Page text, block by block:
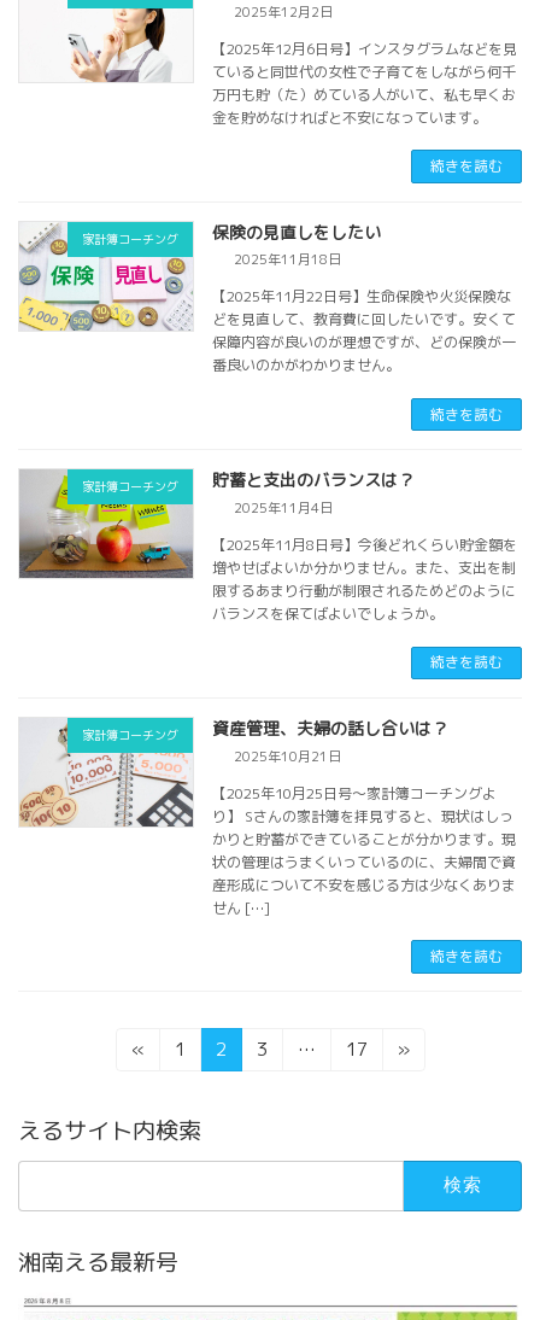
2025年12月2日
【2025年12月6日号】インスタグラムなどを見
ていると同世代の女性で子育てをしながら何千
万円も貯（た）めている人がいて、私も早くお
金を貯めなければと不安になっています。
続きを読む
家計簿コーチング 保険の見直しをしたい
2025年11月18日
【2025年11月22日号】生命保険や火災保険な
どを見直して、教育費に回したいです。安くて
保障内容が良いのが理想ですが、どの保険が一
番良いのかがわかりません。
続きを読む
家計簿コーチング 貯蓄と支出のバランスは？
2025年11月4日
【2025年11月8日号】今後どれくらい貯金額を
増やせばよいか分かりません。また、支出を制
限するあまり行動が制限されるためどのように
バランスを保てばよいでしょうか。
続きを読む
家計簿コーチング 資産管理、夫婦の話し合いは？
2025年10月21日
【2025年10月25日号～家計簿コーチングよ
り】 Sさんの家計簿を拝見すると、現状はしっ
かりと貯蓄ができていることが分かります。現
状の管理はうまくいっているのに、夫婦間で資
産形成について不安を感じる方は少なくありま
せん […]
続きを読む
の
ー
ジ
送
«
固
ー
1
固
定
2
固
3 …
固
17 »
えるサイト内検索
検
湘南える最新号